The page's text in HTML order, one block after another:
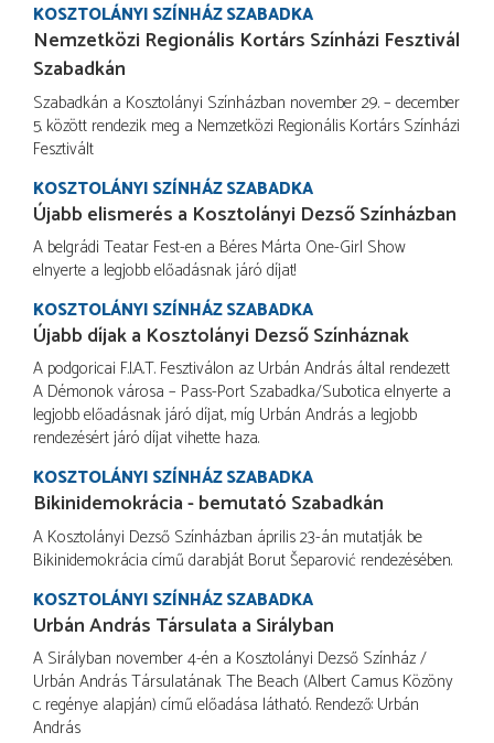
KOSZTOLÁNYI SZÍNHÁZ SZABADKA
Nemzetközi Regionális Kortárs Színházi Fesztivál
Szabadkán
Szabadkán a Kosztolányi Színházban november 29. – december
5. között rendezik meg a Nemzetközi Regionális Kortárs Színházi
Fesztivált
KOSZTOLÁNYI SZÍNHÁZ SZABADKA
Újabb elismerés a Kosztolányi Dezső Színházban
A belgrádi Teatar Fest-en a Béres Márta One-Girl Show
elnyerte a legjobb előadásnak járó díjat!
KOSZTOLÁNYI SZÍNHÁZ SZABADKA
Újabb díjak a Kosztolányi Dezső Színháznak
A podgoricai F.I.A.T. Fesztiválon az Urbán András által rendezett
A Démonok városa – Pass-Port Szabadka/Subotica elnyerte a
legjobb előadásnak járó díjat, míg Urbán András a legjobb
rendezésért járó díjat vihette haza.
KOSZTOLÁNYI SZÍNHÁZ SZABADKA
Bikinidemokrácia - bemutató Szabadkán
A Kosztolányi Dezső Színházban április 23-án mutatják be
Bikinidemokrácia című darabját Borut Šeparović rendezésében.
KOSZTOLÁNYI SZÍNHÁZ SZABADKA
Urbán András Társulata a Sirályban
A Sirályban november 4-én a Kosztolányi Dezső Színház /
Urbán András Társulatának The Beach (Albert Camus Közöny
c. regénye alapján) című előadása látható. Rendező: Urbán
András